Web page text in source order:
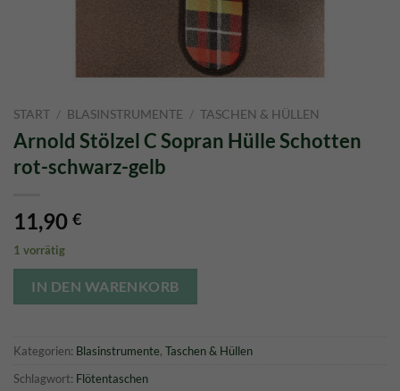
START / BLASINSTRUMENTE / TASCHEN & HÜLLEN
Arnold Stölzel C Sopran Hülle Schotten
rot-schwarz-gelb
11,90 €
1 vorrätig
IN DEN WARENKORB
Kategorien: Blasinstrumente, Taschen & Hüllen
Schlagwort: Flötentaschen